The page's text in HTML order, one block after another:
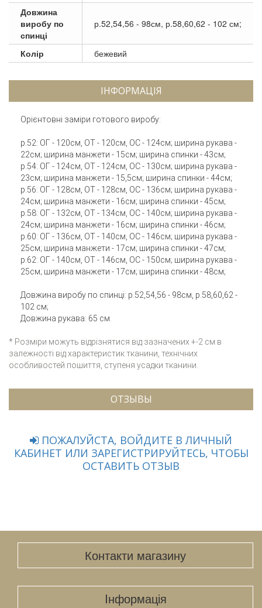
Довжина
виробу по
спинці
р.52,54,56 - 98см, р.58,60,62 - 102 см;
Колір бежевий
ІНФОРМАЦІЯ
Орієнтовні заміри готового виробу:
р.52: ОГ - 120см, ОТ - 120см, ОС - 124см; ширина рукава -
22см; ширина манжети - 15см; ширина спинки - 43см;
р.54: ОГ - 124см, ОТ - 124см, ОС - 130см; ширина рукава -
23см; ширина манжети - 15,5см; ширина спинки - 44см;
р.56: ОГ - 128см, ОТ - 128см, ОС - 136см; ширина рукава -
24см; ширина манжети - 16см; ширина спинки - 45см;
р.58: ОГ - 132см, ОТ - 134см, ОС - 140см; ширина рукава -
24см; ширина манжети - 16см; ширина спинки - 46см;
р.60: ОГ - 136см, ОТ - 140см, ОС - 146см; ширина рукава -
25см; ширина манжети - 17см; ширина спинки - 47см;
р.62: ОГ - 140см, ОТ - 146см, ОС - 150см; ширина рукава -
25см; ширина манжети - 17см; ширина спинки - 48см;
Довжина виробу по спинці: р.52,54,56 - 98см, р.58,60,62 -
102 см;
Довжина рукава: 65 см.
* Розміри можуть відрізнятися від зазначених +-2 см в
залежності від характеристик тканини, технічних
особливостей пошиття, ступеня усадки тканини.
ОТЗЫВЫ
ПОЖАЛУЙСТА, ВОЙДИТЕ В ЛИЧНЫЙ
КАБИНЕТ ИЛИ ЗАРЕГИСТРИРУЙТЕСЬ, ЧТОБЫ
ОСТАВИТЬ ОТЗЫВ
Контакти магазину
Iнформація